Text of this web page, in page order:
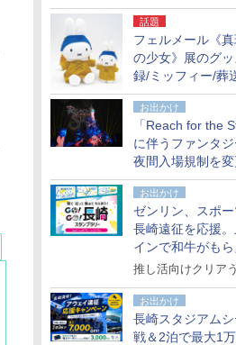
でアサートン高
イド付きツアーに
た
話題
フェルメール《
の少女》展のグ
録/ミッフィー/葬
レンほか、注目
ボが実現
お出かけ
「Reach for the
に伴うファンタ
夜間入場規制を変
ら18時50分～20
お出かけ
ゼンリン、スポ
長崎遠征を応援
インで和牛がもら
「GO！GO！長
推し活向けクリア
お出かけ
長崎スタジアム
戦＆2泊で最大1